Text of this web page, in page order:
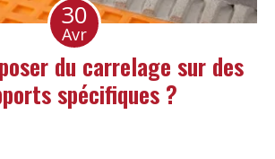
30
Avr
du carrelage sur des
spécifiques ?